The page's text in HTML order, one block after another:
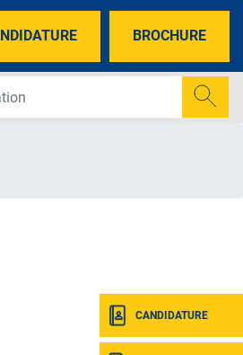
BROCHURE
CANDIDATURE